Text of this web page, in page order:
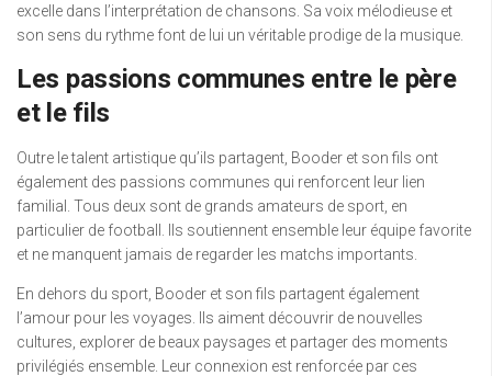
excelle dans l’interprétation de chansons. Sa voix mélodieuse et
son sens du rythme font de lui un véritable prodige de la musique.
Les passions communes entre le père
et le fils
Outre le talent artistique qu’ils partagent, Booder et son fils ont
également des passions communes qui renforcent leur lien
familial. Tous deux sont de grands amateurs de sport, en
particulier de football. Ils soutiennent ensemble leur équipe favorite
et ne manquent jamais de regarder les matchs importants.
En dehors du sport, Booder et son fils partagent également
l’amour pour les voyages. Ils aiment découvrir de nouvelles
cultures, explorer de beaux paysages et partager des moments
privilégiés ensemble. Leur connexion est renforcée par ces